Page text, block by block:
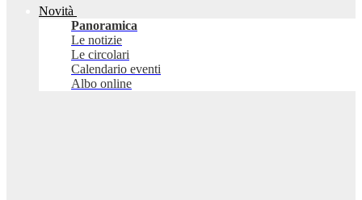
Novità
Panoramica
Le notizie
Le circolari
Calendario eventi
Albo online